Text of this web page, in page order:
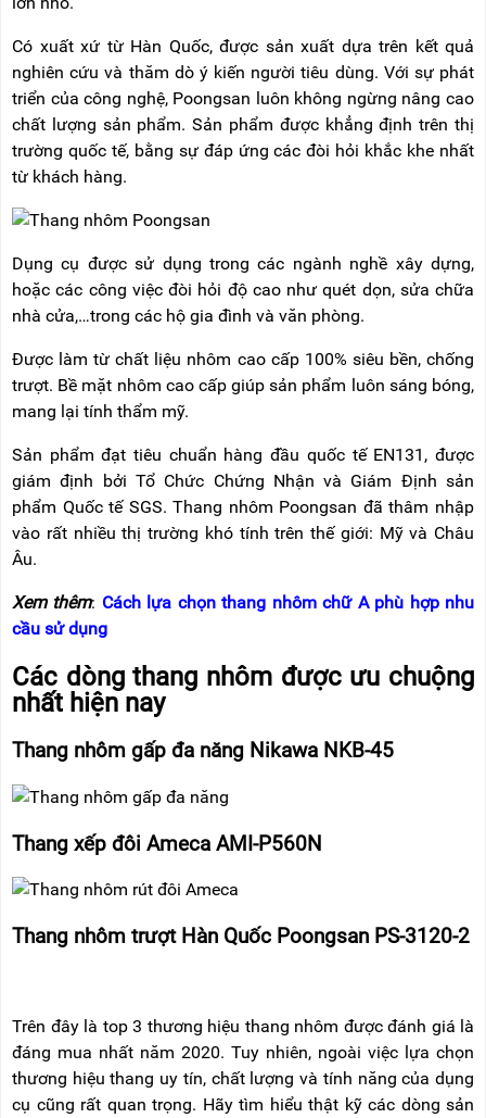
Có xuất xứ từ Hàn Quốc, được sản xuất dựa trên kết quả
nghiên cứu và thăm dò ý kiến người tiêu dùng. Với sự phát
triển của công nghệ, Poongsan luôn không ngừng nâng cao
chất lượng sản phẩm. Sản phẩm được khẳng định trên thị
trường quốc tế, bằng sự đáp ứng các đòi hỏi khắc khe nhất
từ khách hàng.
Dụng cụ được sử dụng trong các ngành nghề xây dựng,
hoặc các công việc đòi hỏi độ cao như quét dọn, sửa chữa
nhà cửa,…trong các hộ gia đình và văn phòng.
Được làm từ chất liệu nhôm cao cấp 100% siêu bền, chống
trượt. Bề mặt nhôm cao cấp giúp sản phẩm luôn sáng bóng,
mang lại tính thẩm mỹ.
Sản phẩm đạt tiêu chuẩn hàng đầu quốc tế EN131, được
giám định bởi Tổ Chức Chứng Nhận và Giám Định sản
phẩm Quốc tế SGS. Thang nhôm Poongsan đã thâm nhập
vào rất nhiều thị trường khó tính trên thế giới: Mỹ và Châu
Âu.
Xem thêm: Cách lựa chọn thang nhôm chữ A phù hợp nhu
cầu sử dụng
Các dòng thang nhôm được ưu chuộng
nhất hiện nay
Thang nhôm gấp đa năng Nikawa NKB-45
Thang xếp đôi Ameca AMI-P560N
Thang nhôm trượt Hàn Quốc Poongsan PS-3120-2
Trên đây là top 3 thương hiệu thang nhôm được đánh giá là
đáng mua nhất năm 2020. Tuy nhiên, ngoài việc lựa chọn
thương hiệu thang uy tín, chất lượng và tính năng của dụng
cụ cũng rất quan trọng. Hãy tìm hiểu thật kỹ các dòng sản